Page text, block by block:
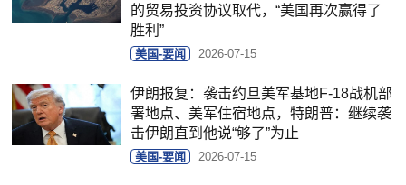
的贸易投资协议取代，“美国再次赢得了
胜利”
美国-要闻 2026-07-15
伊朗报复：袭击约旦美军基地F-18战机部
署地点、美军住宿地点，特朗普：继续袭
击伊朗直到他说“够了”为止
美国-要闻 2026-07-15